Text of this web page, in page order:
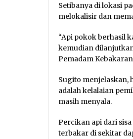
Setibanya di lokasi
melokalisir dan
“Api pokok berhasil
kemudian
Pemadam
Sugito menjelaskan,
adalah kelalaian
masih menyala.
Percikan api dari
terbakar di sekitar